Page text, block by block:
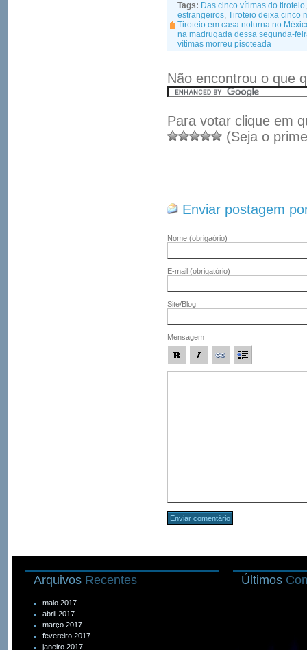
Tags: Das cinco vítimas do tiroteio
estrangeiros, Tiroteio deixa cinco
Tiroteio em casa noturna no
na madrugada dessa segunda-
vítimas morreu pisoteada
Não encontrou o que
Para votar clique em
(Seja o
Enviar postagem
Nome (obrigaório)
E-mail (obrigatório)
Site/Blog
Mensagem
Arquivos Recentes
maio 2017
abril 2017
março 2017
fevereiro 2017
janeiro 2017
Últimos